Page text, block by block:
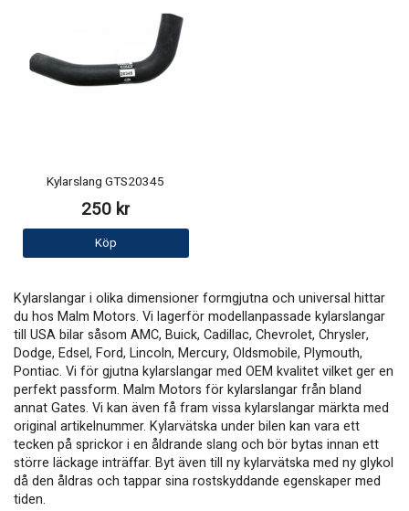
Kylarslang GTS20345
250 kr
Köp
Kylarslangar i olika dimensioner formgjutna och universal hittar
du hos Malm Motors. Vi lagerför modellanpassade kylarslangar
till USA bilar såsom AMC, Buick, Cadillac, Chevrolet, Chrysler,
Dodge, Edsel, Ford, Lincoln, Mercury, Oldsmobile, Plymouth,
Pontiac. Vi för gjutna kylarslangar med OEM kvalitet vilket ger en
perfekt passform. Malm Motors för kylarslangar från bland
annat Gates. Vi kan även få fram vissa kylarslangar märkta med
original artikelnummer. Kylarvätska under bilen kan vara ett
tecken på sprickor i en åldrande slang och bör bytas innan ett
större läckage inträffar. Byt även till ny kylarvätska med ny glykol
då den åldras och tappar sina rostskyddande egenskaper med
tiden.